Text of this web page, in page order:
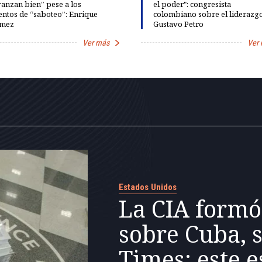
bien” pese a los
de “saboteo”: Enrique
Ver más
el poder": congresista
colombiano sobre el
Gustavo Petro
Ver
Estados Unidos
La CIA
sobre Cuba,